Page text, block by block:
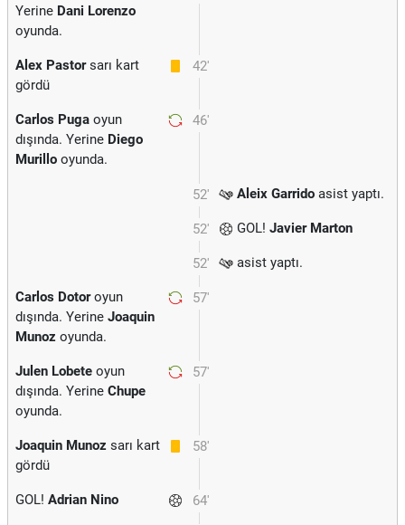
Yerine Dani Lorenzo
oyunda.
42'
Alex Pastorsarı kart
gördü
46'
Carlos Puga oyun
dışında. Yerine Diego
Murillo oyunda.
52' Aleix Garrido asist yaptı.
52' GOL! Javier Marton
52' asist yaptı.
57'
Carlos Dotoroyun
dışında. Yerine Joaquin
Munoz oyunda.
57'
Julen Lobete oyun
dışında. Yerine Chupe
oyunda.
58'
Joaquin Munoz sarı kart
gördü
64'
GOL! Adrian Nino